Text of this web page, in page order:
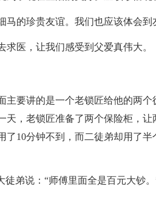
的珍贵友谊。我们也应该体会到
医，让我们感受到父爱真伟大。
要讲的是一个老锁匠给他的两个
天，老锁匠准备了两个保险柜，
10分钟不到，而二徒弟却用了
弟说：“师傅里面全是百元大钞。